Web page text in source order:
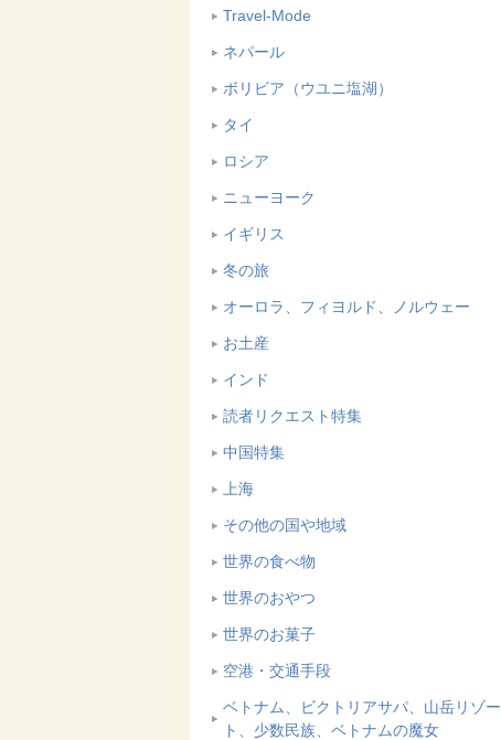
Travel-Mode
ネパール
ボリビア（ウユニ塩湖）
タイ
ロシア
ニューヨーク
イギリス
冬の旅
オーロラ、フィヨルド、ノルウェー
お土産
インド
読者リクエスト特集
中国特集
上海
その他の国や地域
世界の食べ物
世界のおやつ
世界のお菓子
空港・交通手段
ベトナム、ビクトリアサパ、山岳リゾー
ト、少数民族、ベトナムの魔女